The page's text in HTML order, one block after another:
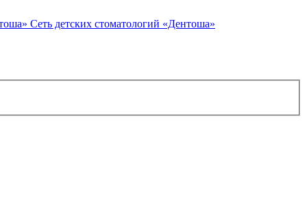
Сеть детских стоматологий «Дентоша»